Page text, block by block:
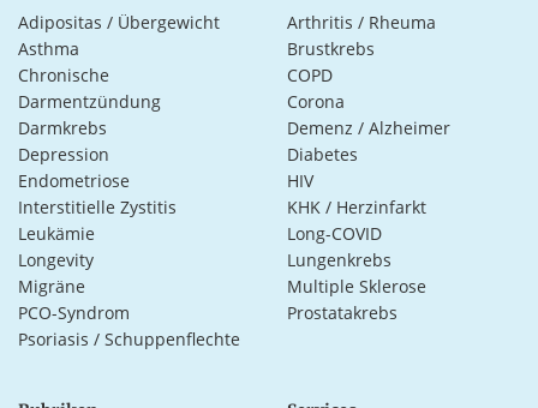
Adipositas / Übergewicht
Arthritis / Rheuma
Asthma
Brustkrebs
Chronische
Darmentzündung
COPD
Corona
Darmkrebs
Demenz / Alzheimer
Depression
Diabetes
Endometriose
HIV
Interstitielle Zystitis
KHK / Herzinfarkt
Leukämie
Long-COVID
Longevity
Lungenkrebs
Migräne
Multiple Sklerose
PCO-Syndrom
Prostatakrebs
Psoriasis / Schuppenflechte